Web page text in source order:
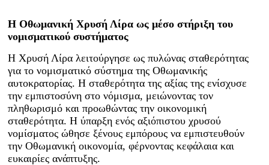
Η Οθωμανική Χρυσή Λίρα ως μέσο στήριξη του
νομισματικού συστήματος
Η Χρυσή Λίρα λειτούργησε ως πυλώνας σταθερότητας
για το νομισματικό σύστημα της Οθωμανικής
αυτοκρατορίας. Η σταθερότητα της αξίας της ενίσχυσε
την εμπιστοσύνη στο νόμισμα, μειώνοντας τον
πληθωρισμό και προωθώντας την οικονομική
σταθερότητα. Η ύπαρξη ενός αξιόπιστου χρυσού
νομίσματος ώθησε ξένους εμπόρους να εμπιστευθούν
την Οθωμανική οικονομία, φέρνοντας κεφάλαια και
ευκαιρίες ανάπτυξης.